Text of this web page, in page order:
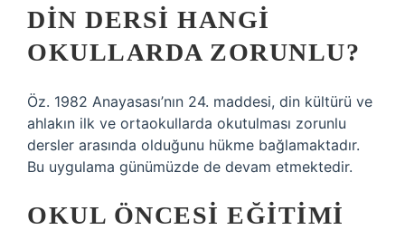
DIN DERSI HANGI
OKULLARDA ZORUNLU?
Öz. 1982 Anayasası’nın 24. maddesi, din kültürü ve
ahlakın ilk ve ortaokullarda okutulması zorunlu
dersler arasında olduğunu hükme bağlamaktadır.
Bu uygulama günümüzde de devam etmektedir.
OKUL ÖNCESI EĞITIMI